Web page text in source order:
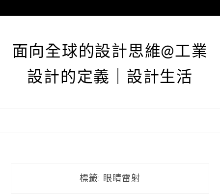
至
面向全球的設計思維@工業
設計的定義｜設計生活
標籤: 眼睛雷射